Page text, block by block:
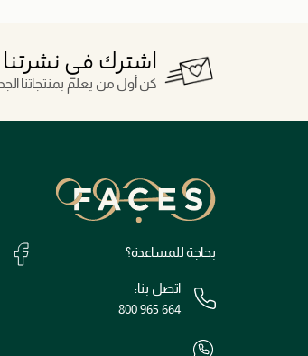
اشترك في نشرتنا
كن أول من يعلم بمنتجاتنا
بحاجة للمساعدة؟
اتصل بنا:
800 965 664